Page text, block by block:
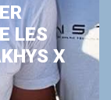
LES
X